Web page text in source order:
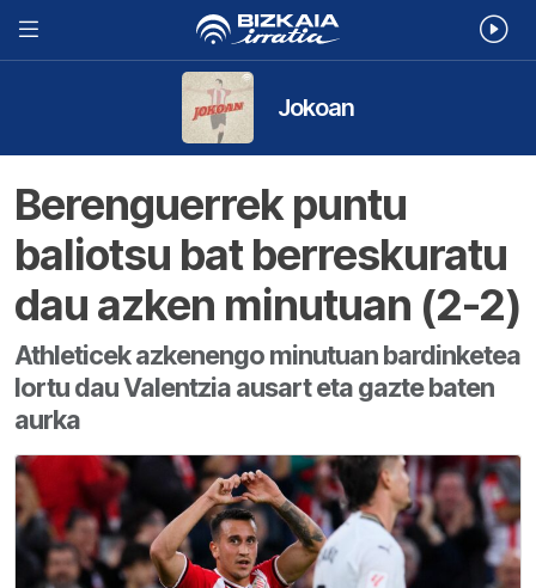
Jokoan
Berenguerrek puntu
baliotsu bat berreskuratu
dau azken minutuan (2-2)
Athleticek azkenengo minutuan bardinketea
lortu dau Valentzia ausart eta gazte baten
aurka